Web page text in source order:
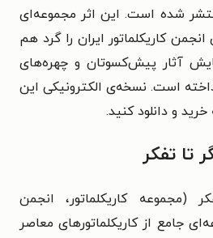
شده است. این اثر مجموعه‌ای
انجمن کاریکلماتور ایران را گرد هم
آثار پیش‌کسوتان و چهره‌های
است. نسخه‌ی الکترونیکی این
خرید و دانلود کنید.
تا تفکر
(مجموعه کاریکلماتور، انجمن
جامع از کاریکلماتورهای معاصر